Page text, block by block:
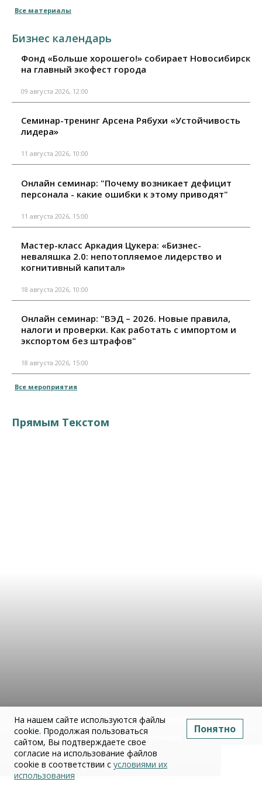
Все материалы
Бизнес календарь
Фонд «Больше хорошего!» собирает Новосибирск
на главный экофест города
09 августа 2026, 12:00
Семинар-тренинг Арсена Рябухи «Устойчивость
лидера»
11 августа 2026, 10:00
Онлайн семинар: "Почему возникает дефицит
персонала - какие ошибки к этому приводят"
11 августа 2026, 15:00
Мастер-класс Аркадия Цукера: «Бизнес-
неваляшка 2.0: непотопляемое лидерство и
когнитивный капитал»
18 августа 2026, 10:00
Онлайн семинар: "ВЭД – 2026. Новые правила,
налоги и проверки. Как работать с импортом и
экспортом без штрафов"
18 августа 2026, 15:00
Все мероприятия
Прямым Текстом
Михаил Швецов: Новосибирцы начали
отменять отдых из-за квеста «найди бензин»
09 июля 2026
На нашем сайте используются файлы
cookie. Продолжая пользоваться
сайтом, Вы подтверждаете свое
согласие на использование файлов
cookie в соответствии с условиями их
использования
Понятно